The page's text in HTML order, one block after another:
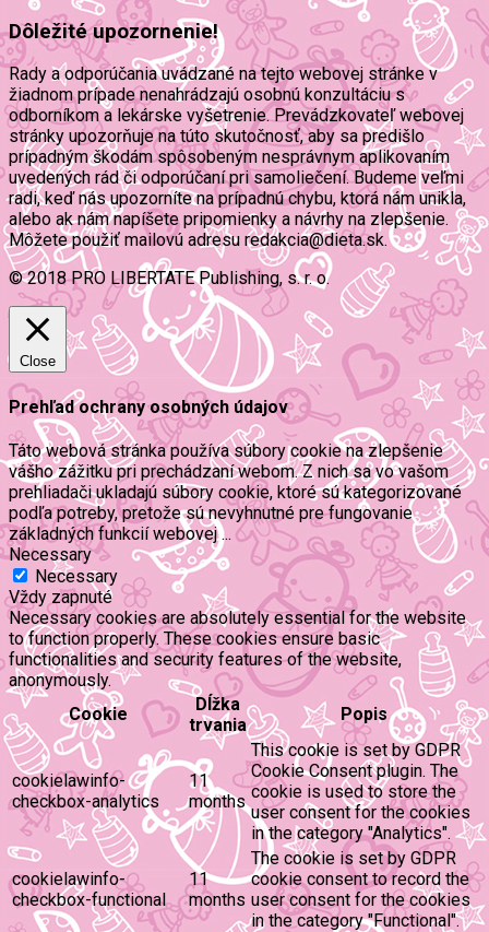
Dôležité upozornenie!
Rady a odporúčania uvádzané na tejto webovej stránke v
žiadnom prípade nenahrádzajú osobnú konzultáciu s
odborníkom a lekárske vyšetrenie. Prevádzkovateľ webovej
stránky upozorňuje na túto skutočnosť, aby sa predišlo
prípadným škodám spôsobeným nesprávnym aplikovaním
uvedených rád či odporúčaní pri samoliečení. Budeme veľmi
radi, keď nás upozorníte na prípadnú chybu, ktorá nám unikla,
alebo ak nám napíšete pripomienky a návrhy na zlepšenie.
Môžete použiť mailovú adresu redakcia@dieta.sk.
© 2018 PRO LIBERTATE Publishing, s. r. o.
Close
Prehľad ochrany osobných údajov
Táto webová stránka používa súbory cookie na zlepšenie
vášho zážitku pri prechádzaní webom. Z nich sa vo vašom
prehliadači ukladajú súbory cookie, ktoré sú kategorizované
podľa potreby, pretože sú nevyhnutné pre fungovanie
základných funkcií webovej...
Necessary
Necessary
Vždy zapnuté
Necessary cookies are absolutely essential for the website
to function properly. These cookies ensure basic
functionalities and security features of the website,
anonymously.
Cookie
Dĺžka
trvania
Popis
cookielawinfo-
checkbox-analytics
11
months
This cookie is set by GDPR
Cookie Consent plugin. The
cookie is used to store the
user consent for the cookies
in the category "Analytics".
cookielawinfo-
checkbox-functional
11
months
The cookie is set by GDPR
cookie consent to record the
user consent for the cookies
in the category "Functional".